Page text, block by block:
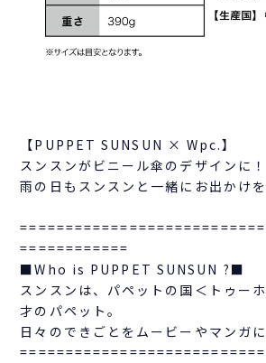
【PUPPET SUNSUN × Wpc.】
スンスンがビニール傘のデザインに！
雨の日もスンスンと一緒にお出かけ
============
■Who is PUPPET SUNSUN ?■
スンスンは、パペットの国＜トゥー
才のパペット。
日々のできごとをムービーやマンガに